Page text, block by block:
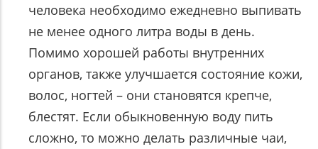
человека необходимо ежедневно выпивать
не менее одного литра воды в день.
Помимо хорошей работы внутренних
органов, также улучшается состояние кожи,
волос, ногтей – они становятся крепче,
блестят. Если обыкновенную воду пить
сложно, то можно делать различные чаи,